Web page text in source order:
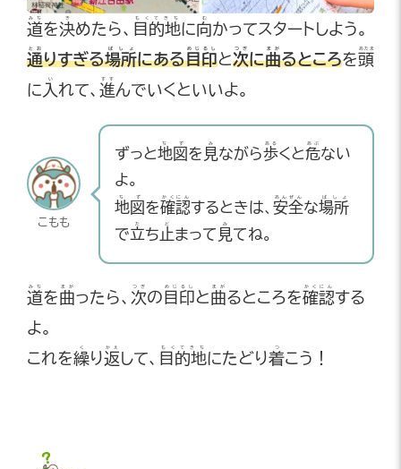
道
みち
を決
き
めたら、 目的地
もくてきち
に向
む
かってスタートしよう。
通
とお
りすぎる場所
ばしょ
にある目印
めじるし
と次
つぎ
に曲
まが
るところを頭
あたま
に 入
い
れて、 進
すす
んでいくといいよ。
こもも
ずっと地図
ちず
を 見
み
ながら歩
ある
くと危
あぶ
ない
よ。
地図
ちず
を確認
かくにん
するときは、 安全
あんぜん
な場所
ばしょ
で立
た
ち 止
ど
まって 見
み
てね。
道
みち
を曲
まが
ったら、 次
つぎ
の 目印
めじるし
と曲
まが
るところを確認
かくにん
する
よ。
これを繰
く
り返
かえ
して、 目的地
もくてきち
にたどり着
つ
こう！